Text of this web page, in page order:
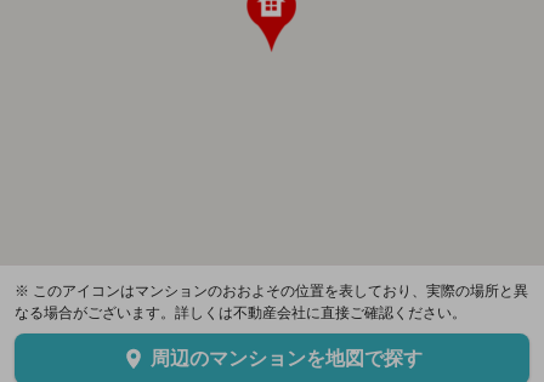
※ このアイコンはマンションのおおよその位置を表しており、実際の場所と異
なる場合がございます。詳しくは不動産会社に直接ご確認ください。
周辺のマンションを地図で探す